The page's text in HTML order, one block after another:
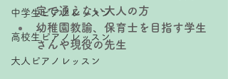
中学生ピアノレッスン
高校生ピアノレッスン
大人ピアノレッスン
定で通えない大人の方
幼稚園教諭、保育士を目指す学生
さんや現役の先生